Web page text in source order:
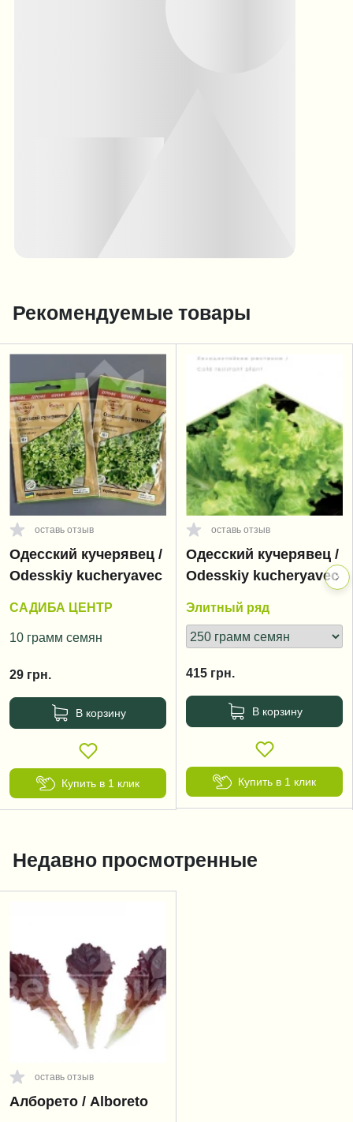
Рекомендуемые товары
оставь отзыв
Одесский кучерявец /
Odesskiy kucheryavec
САДИБА ЦЕНТР
10 грамм семян
29 грн.
В корзину
Купить в 1 клик
оставь отзыв
Одесский кучерявец /
Odesskiy kucheryavec
Элитный ряд
415 грн.
В корзину
Купить в 1 клик
Недавно просмотренные
оставь отзыв
Алборето / Alboreto